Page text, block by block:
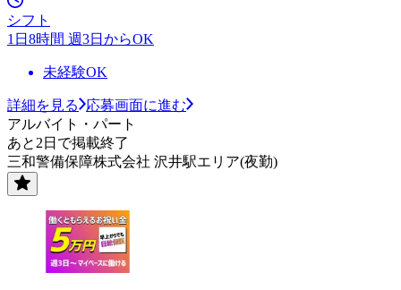
シフト
1日8時間 週3日からOK
未経験OK
詳細を見る
応募画面に進む
アルバイト・パート
あと2日で掲載終了
三和警備保障株式会社 沢井駅エリア(夜勤)